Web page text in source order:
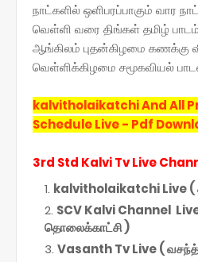
நாட்களில் ஒளிபரப்பாகும் வார
வெள்ளி வரை திங்கள் தமிழ்
ஆங்கிலம் புதன்கிழமை கணக்கு
வெள்ளிக்கிழமை சமூகவியல்
kalvitholaikatchi And All
Schedule Live - Pdf
3rd Std Kalvi Tv Live
kalvitholaikatchi Live (
SCV Kalvi Channel
தொலைக்காட்சி )
Vasanth Tv Live (